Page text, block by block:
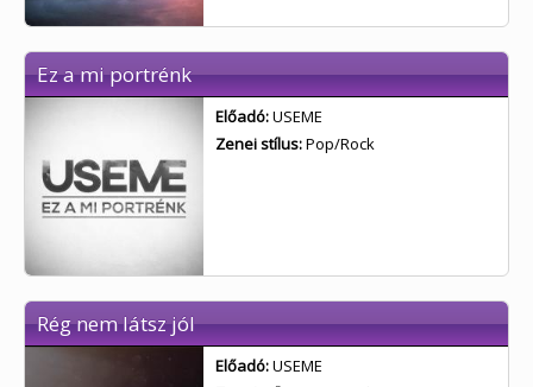
Ez a mi portrénk
Előadó:USEME
Zenei stílus:Pop/Rock
Rég nem látsz jól
Előadó:USEME